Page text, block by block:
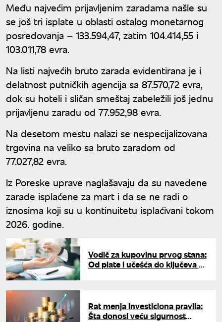
Među najvećim prijavljenim zaradama našle su
se još tri isplate u oblasti ostalog monetarnog
posredovanja – 133.594,47, zatim 104.414,55 i
103.011,78 evra.
Na listi najvećih bruto zarada evidentirana je i
delatnost putničkih agencija sa 87.570,72 evra,
dok su hoteli i sličan smeštaj zabeležili još jednu
prijavljenu zaradu od 77.952,98 evra.
Na desetom mestu nalazi se nespecijalizovana
trgovina na veliko sa bruto zaradom od
77.027,82 evra.
Iz Poreske uprave naglašavaju da su navedene
zarade isplaćene za mart i da se ne radi o
iznosima koji su u kontinuitetu isplaćivani tokom
2026. godine.
Vodič za kupovinu prvog stana:
Od plate i učešća do ključeva u
Rat menja investiciona pravila:
Šta donosi veću sigurnost